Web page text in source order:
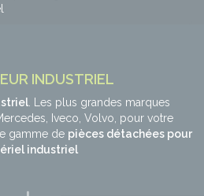
INDUSTRIEL
. Les plus grandes marques
Iveco, Volvo, pour votre
gamme de pièces détachées pour
industriel